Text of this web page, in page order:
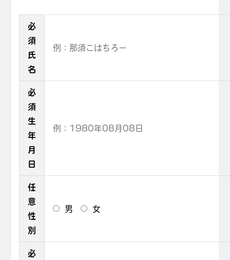
必
須
氏
名
必
須
生
年
月
日
任
意
性
別
男 女
必